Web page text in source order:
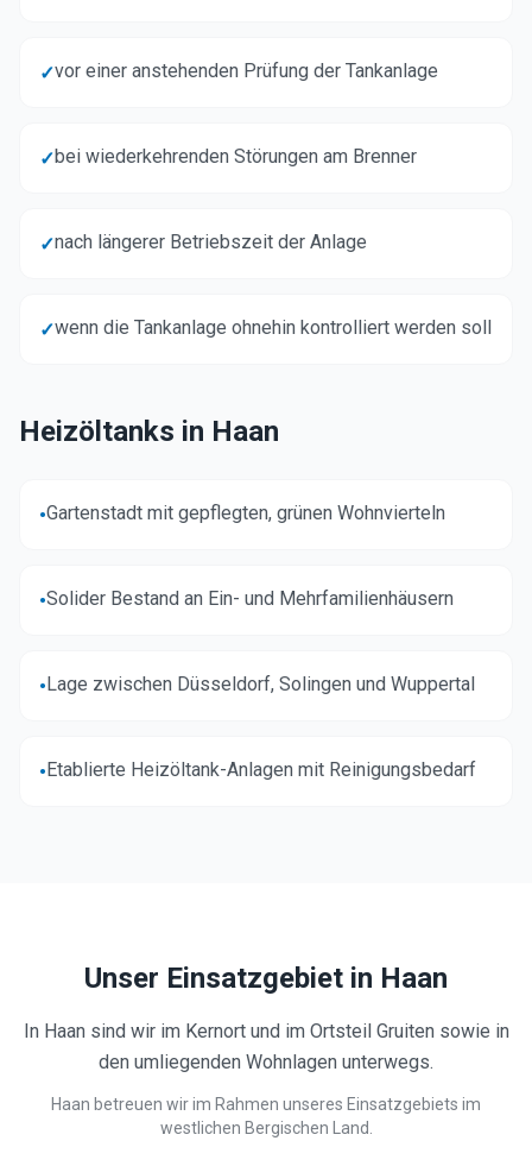
✓vor einer anstehenden Prüfung der Tankanlage
✓bei wiederkehrenden Störungen am Brenner
✓nach längerer Betriebszeit der Anlage
✓wenn die Tankanlage ohnehin kontrolliert werden soll
Heizöltanks in Haan
•Gartenstadt mit gepflegten, grünen Wohnvierteln
•Solider Bestand an Ein- und Mehrfamilienhäusern
•Lage zwischen Düsseldorf, Solingen und Wuppertal
•Etablierte Heizöltank-Anlagen mit Reinigungsbedarf
Unser Einsatzgebiet in Haan
In Haan sind wir im Kernort und im Ortsteil Gruiten sowie in
den umliegenden Wohnlagen unterwegs.
Haan betreuen wir im Rahmen unseres Einsatzgebiets im
westlichen Bergischen Land.